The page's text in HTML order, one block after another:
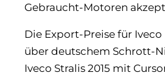
Gebraucht-Motoren
Die Export-Preise für
über deutschem Schrott-
Iveco Stralis 2015 mit